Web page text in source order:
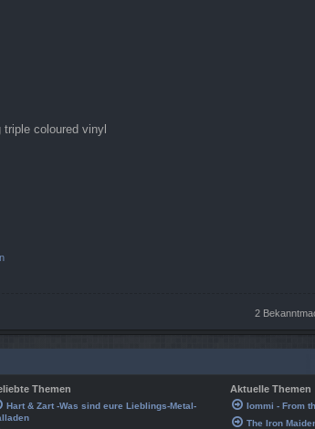
coloured vinyl
2
Themen Aktuelle Themen
Hart & Zart -Was sind eure Lieblings-Metal-
Iommi - From
The Iron